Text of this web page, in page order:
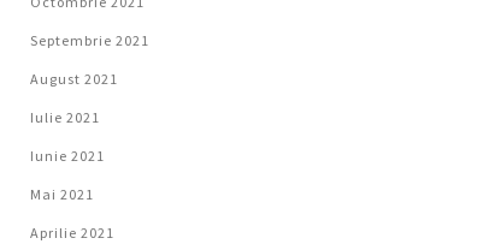
Septembrie 2021
August 2021
Iulie 2021
Iunie 2021
Mai 2021
Aprilie 2021